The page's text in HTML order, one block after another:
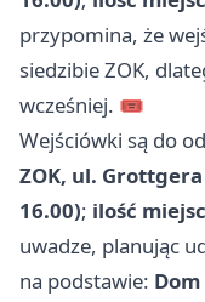
przypomina, że
siedzibie ZOK,
wcześniej. 🎟️
Wejściówki są do
ZOK, ul.
16.00); ilość
uwadze, planując
na podstawie: